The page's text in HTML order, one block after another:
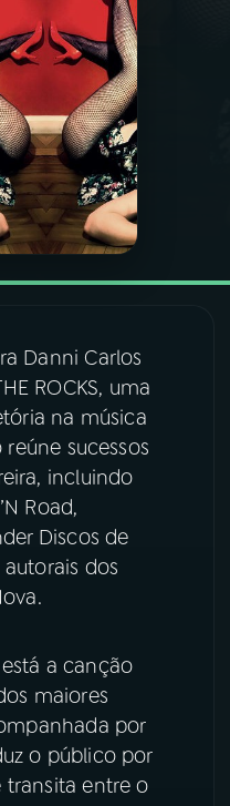
Facebook
X
Danni Carlos
ROCKS, uma
na música
sucessos
incluindo
Road,
Discos de
dos
a canção
maiores
por
o público por
transita entre o